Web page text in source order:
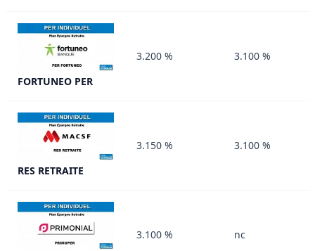
FORTUNEO PER
3.200 % 3.100 %
RES RETRAITE
3.150 % 3.100 %
3.100 % nc